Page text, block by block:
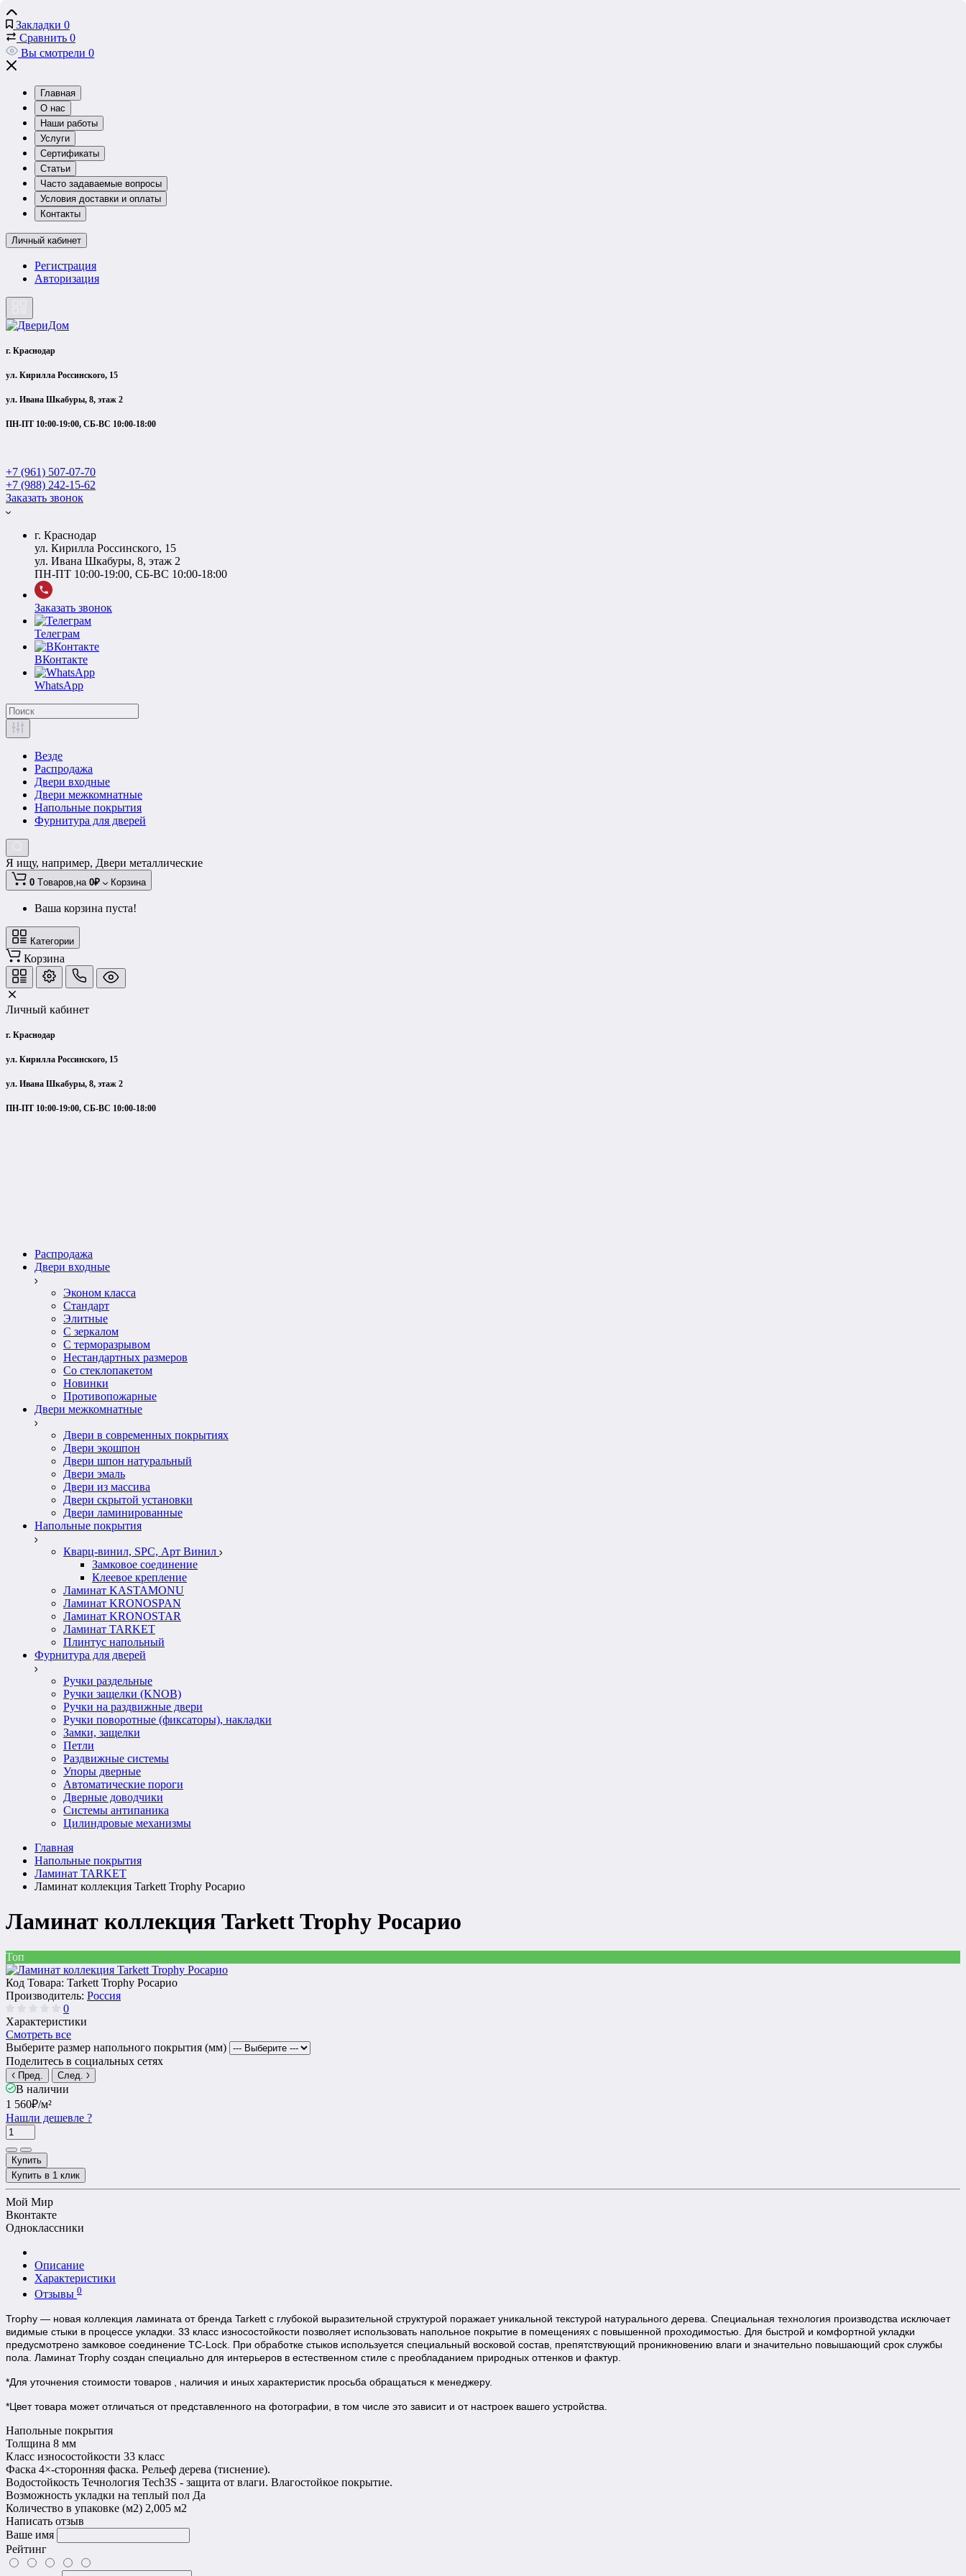
Закладки 0
Сравнить 0
Вы смотрели 0
Главная
О нас
Наши работы
Услуги
Сертификаты
Статьи
Часто задаваемые вопросы
Условия доставки и оплаты
Контакты
Личный кабинет
Регистрация
Авторизация
г. Краснодар
ул. Кирилла Россинского, 15
ул. Ивана Шкабуры, 8, этаж 2
ПН-ПТ 10:00-19:00, СБ-ВС 10:00-18:00
+7 (961) 507-07-70
+7 (988) 242-15-62
Заказать звонок
г. Краснодар
ул. Кирилла Россинского, 15
ул. Ивана Шкабуры, 8, этаж 2
ПН-ПТ 10:00-19:00, СБ-ВС 10:00-18:00
Заказать звонок
Телеграм
ВКонтакте
WhatsApp
Везде
Распродажа
Двери входные
Двери межкомнатные
Напольные покрытия
Фурнитура для дверей
Я ищу, например, Двери металлические
0 Tоваров,на 0₽ Корзина
Ваша корзина пуста!
Категории
Корзина
Личный кабинет
г. Краснодар
ул. Кирилла Россинского, 15
ул. Ивана Шкабуры, 8, этаж 2
ПН-ПТ 10:00-19:00, СБ-ВС 10:00-18:00
Распродажа
Двери входные
Эконом класса
Стандарт
Элитные
С зеркалом
С терморазрывом
Нестандартных размеров
Со стеклопакетом
Новинки
Противопожарные
Двери межкомнатные
Двери в современных покрытиях
Двери экошпон
Двери шпон натуральный
Двери эмаль
Двери из массива
Двери скрытой установки
Двери ламинированные
Напольные покрытия
Кварц-винил, SPC, Арт Винил
Замковое соединение
Клеевое крепление
Ламинат KASTAMONU
Ламинат KRONOSPAN
Ламинат KRONOSTAR
Ламинат TARKET
Плинтус напольный
Фурнитура для дверей
Ручки раздельные
Ручки защелки (KNOB)
Ручки на раздвижные двери
Ручки поворотные (фиксаторы), накладки
Замки, защелки
Петли
Раздвижные системы
Упоры дверные
Автоматические пороги
Дверные доводчики
Системы антипаника
Цилиндровые механизмы
Главная
Напольные покрытия
Ламинат TARKET
Ламинат коллекция Tarkett Trophy Росарио
Ламинат коллекция Tarkett Trophy Росарио
Топ
Код Товара: Tarkett Trophy Росарио
Производитель: Россия
0
Характеристики
Смотреть все
Выберите размер напольного покрытия (мм)
Поделитесь в социальных сетях
Пред. След.
В наличии
1 560₽/м²
Нашли дешевле ?
Купить
Купить в 1 клик
Мой Мир
Вконтакте
Одноклассники
Описание
Характеристики
Отзывы 0
Trophy — новая коллекция ламината от бренда Tarkett с глубокой выразительной структурой поражает уникальной текстурой натурального дерева. Специальная технология производства исключает
видимые стыки в процессе укладки. 33 класс износостойкости позволяет использовать напольное покрытие в помещениях с повышенной проходимостью. Для быстрой и комфортной укладки
предусмотрено замковое соединение TC-Lock. При обработке стыков используется специальный восковой состав, препятствующий проникновению влаги и значительно повышающий срок службы
пола. Ламинат Trophy создан специально для интерьеров в естественном стиле с преобладанием природных оттенков и фактур.
*Для уточнения стоимости товаров , наличия и иных характеристик просьба обращаться к менеджеру.
*Цвет товара может отличаться от представленного на фотографии, в том числе это зависит и от настроек вашего устройства.
Напольные покрытия
Толщина 8 мм
Класс износостойкости 33 класс
Фаска 4×-сторонняя фаска. Рельеф дерева (тиснение).
Водостойкость Течнология Tech3S - защита от влаги. Влагостойкое покрытие.
Возможность укладки на теплый пол Да
Количество в упаковке (м2) 2,005 м2
Написать отзыв
Ваше имя
Рейтинг